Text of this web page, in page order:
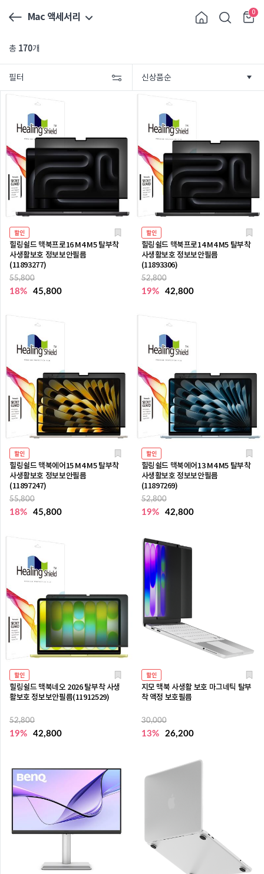
Mac 액세서리 0
총 170개
필터
할인
힐링쉴드 맥북프로16 M4 M5 탈부착
사생활보호 정보보안필름
(11893277)
55,800
18% 45,800
할인
힐링쉴드 맥북프로14 M4 M5 탈부착
사생활보호 정보보안필름
(11893306)
52,800
19% 42,800
할인
힐링쉴드 맥북에어15 M4 M5 탈부착
사생활보호 정보보안필름
(11897247)
55,800
18% 45,800
할인
힐링쉴드 맥북에어13 M4 M5 탈부착
사생활보호 정보보안필름
(11897269)
52,800
19% 42,800
할인
힐링쉴드 맥북네오 2026 탈부착 사생
활보호 정보보안필름(11912529)
52,800
19% 42,800
할인
지모 맥북 사생활 보호 마그네틱 탈부
착 액정 보호필름
30,000
13% 26,200